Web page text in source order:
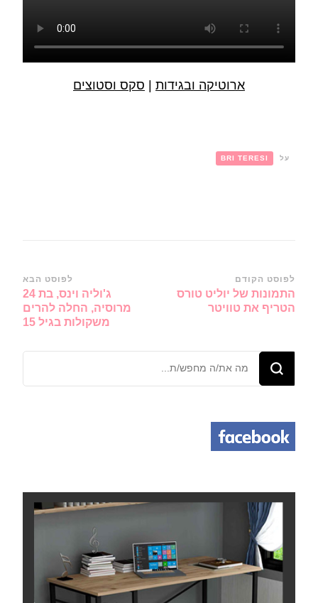
ארוטיקה ובגידות | סקס וסטוצים
על BRI TERESI
ניווט
ברשומות
לפוסט הקודם
התמונות של יוליט טורס
הטריף את טוויטר
לפוסט הבא
ג'וליה וינס, בת 24
מרוסיה, החלה להרים
משקולות בגיל 15
מחפש/ת
משהו?